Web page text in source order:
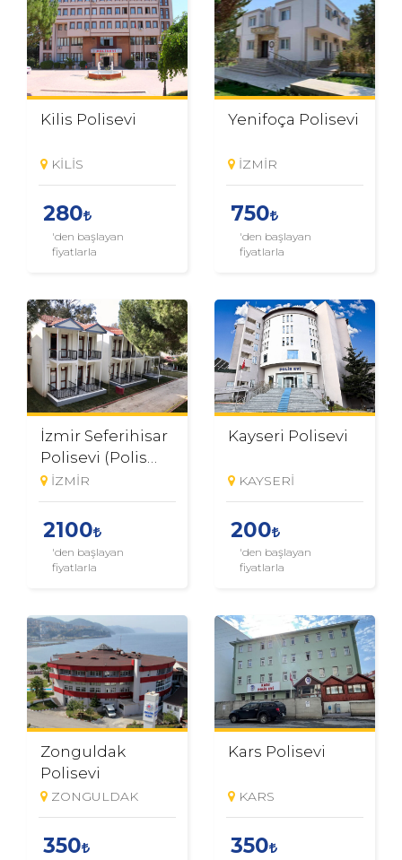
Kilis Polisevi
KİLİS
280
'den başlayan
fiyatlarla
Yenifoça Polisevi
İZMİR
750
'den başlayan
fiyatlarla
İzmir Seferihisar
Polisevi (Polis
Kampı)
İZMİR
2100
'den başlayan
fiyatlarla
Kayseri Polisevi
KAYSERİ
200
'den başlayan
fiyatlarla
Zonguldak
Polisevi
ZONGULDAK
350
Kars Polisevi
KARS
350